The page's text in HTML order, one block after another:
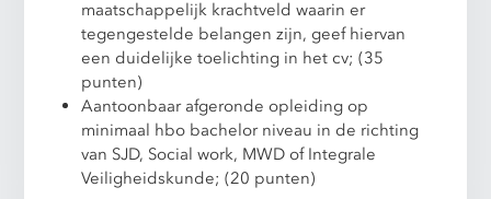
maatschappelijk krachtveld waarin er
tegengestelde belangen zijn, geef hiervan
een duidelijke toelichting in het cv; (35
punten)
Aantoonbaar afgeronde opleiding op
minimaal hbo bachelor niveau in de richting
van SJD, Social work, MWD of Integrale
Veiligheidskunde; (20 punten)